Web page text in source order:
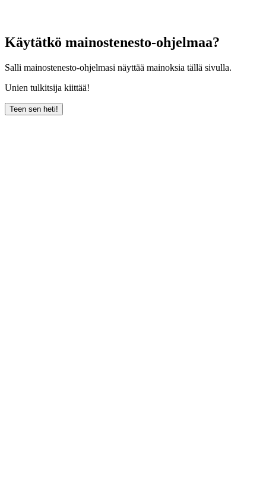
Käytätkö mainostenesto-ohjelmaa?
Salli mainostenesto-ohjelmasi näyttää mainoksia tällä sivulla.
Unien tulkitsija kiittää!
Teen sen heti!